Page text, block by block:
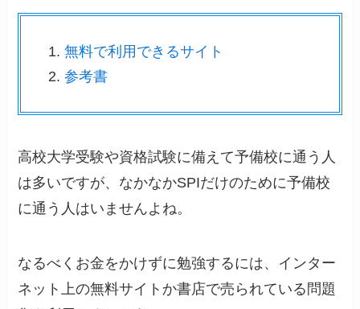
無料で利用できるサイト
参考書
高校大学受験や資格試験に備えて予備校に通う人
は多いですが、なかなかSPIだけのために予備校
に通う人はいませんよね。
なるべくお金をかけずに勉強するには、インター
ネット上の無料サイトか書店で売られている問題